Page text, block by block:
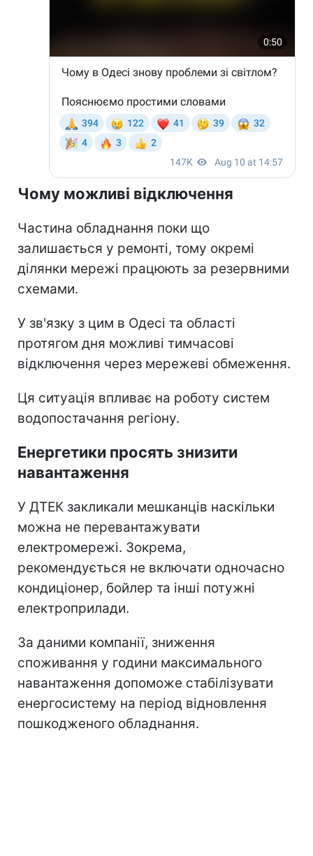
Чому можливі відключення
Частина обладнання поки що
залишається у ремонті, тому окремі
ділянки мережі працюють за резервними
схемами.
У зв'язку з цим в Одесі та області
протягом дня можливі тимчасові
відключення через мережеві обмеження.
Ця ситуація впливає на роботу систем
водопостачання регіону.
Енергетики просять знизити
навантаження
У ДТЕК закликали мешканців наскільки
можна не перевантажувати
електромережі. Зокрема,
рекомендується не включати одночасно
кондиціонер, бойлер та інші потужні
електроприлади.
За даними компанії, зниження
споживання у години максимального
навантаження допоможе стабілізувати
енергосистему на період відновлення
пошкодженого обладнання.